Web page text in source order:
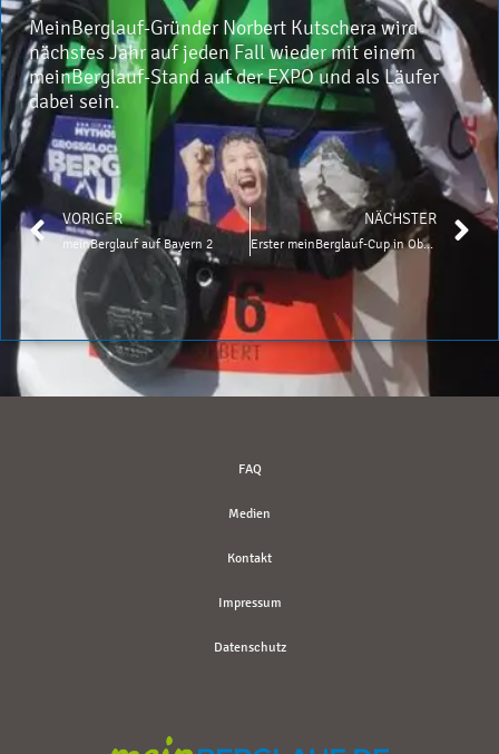
MeinBerglauf-Gründer Norbert Kutschera wird
nächstes Jahr auf jeden Fall wieder mit einem
meinBerglauf-Stand auf der EXPO und als Läufer
dabei sein.
VORIGER
meinBerglauf auf Bayern 2
NÄCHSTER
Erster meinBerglauf-Cup in Oberammergau am 27.07.2017
FAQ
Medien
Kontakt
Impressum
Datenschutz